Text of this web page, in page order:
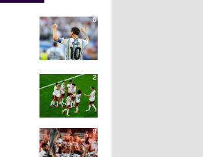
0
2
0